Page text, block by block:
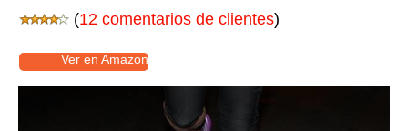
(12 comentarios de clientes)
Ver en Amazon